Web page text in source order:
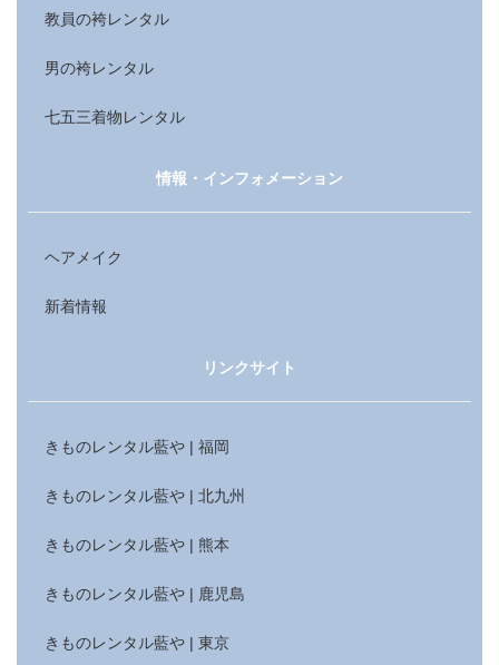
教員の袴レンタル
男の袴レンタル
七五三着物レンタル
情報・インフォメーション
ヘアメイク
新着情報
リンクサイト
きものレンタル藍や | 福岡
きものレンタル藍や | 北九州
きものレンタル藍や | 熊本
きものレンタル藍や | 鹿児島
きものレンタル藍や | 東京